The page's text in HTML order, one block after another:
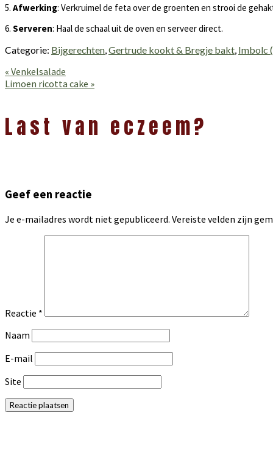
5. Afwerking: Verkruimel de feta over de groenten en strooi de
6. Serveren: Haal de schaal uit de oven en serveer direct.
Categorie: Bijgerechten,Gertrude kookt & Bregje bakt, Imbolc
Vorig
bericht:
« Venkelsalade
Volgend
Limoen ricotta cake »
Interacties
Last van eczeem?
Geef een reactie
Je e-mailadres wordt niet gepubliceerd. Vereiste velden zijn
Reactie *
Naam
E-mail
Site